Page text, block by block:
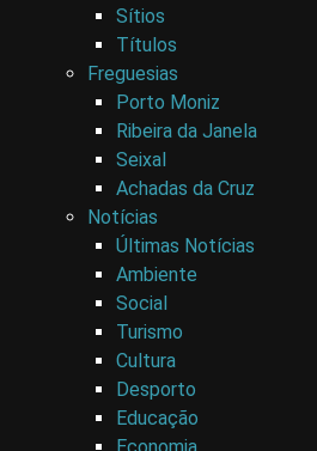
Sítios
Títulos
Freguesias
Porto Moniz
Ribeira da Janela
Seixal
Achadas da Cruz
Notícias
Últimas Notícias
Ambiente
Social
Turismo
Cultura
Desporto
Educação